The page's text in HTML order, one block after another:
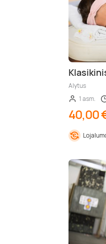
Alytus
1 asm.
40,00